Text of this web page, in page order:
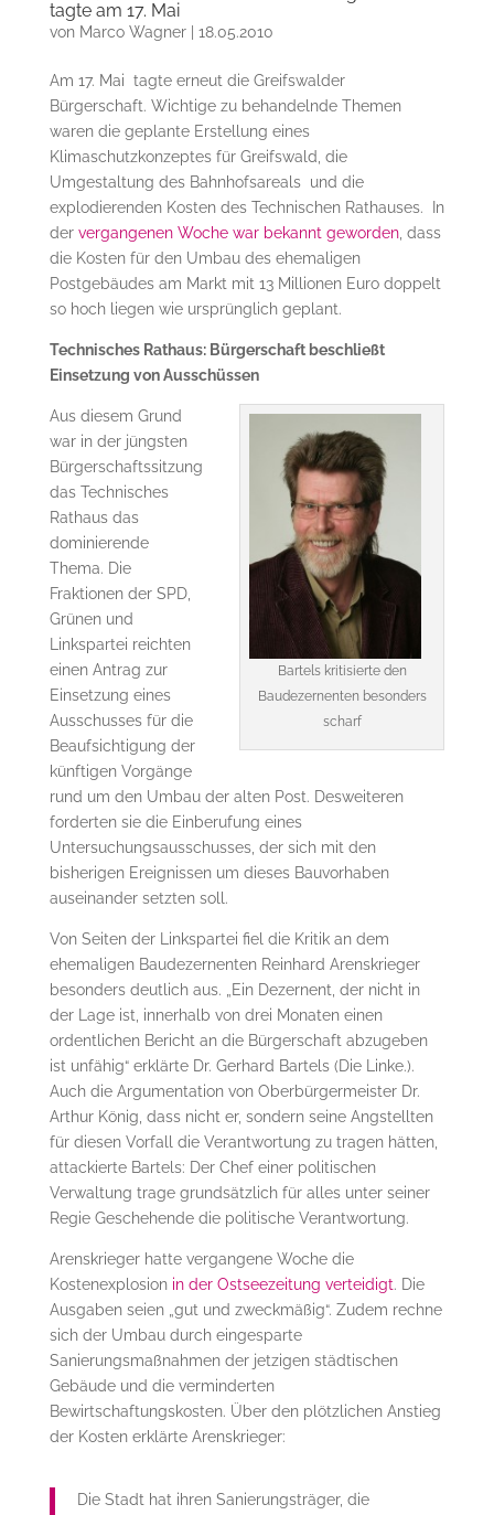
tagte am 17. Mai
von Marco Wagner| 18.05.2010
Am 17. Mai tagte erneut die Greifswalder
Bürgerschaft. Wichtige zu behandelnde Themen
waren die geplante Erstellung eines
Klimaschutzkonzeptes für Greifswald, die
Umgestaltung des Bahnhofsareals und die
explodierenden Kosten des Technischen Rathauses. In
der vergangenen Woche war bekannt geworden, dass
die Kosten für den Umbau des ehemaligen
Postgebäudes am Markt mit 13 Millionen Euro doppelt
so hoch liegen wie ursprünglich geplant.
Technisches Rathaus: Bürgerschaft beschließt
Einsetzung von Ausschüssen
Bartels kritisierte den
Baudezernenten besonders
scharf
Aus diesem Grund
war in der jüngsten
Bürgerschaftssitzung
das Technisches
Rathaus das
dominierende
Thema. Die
Fraktionen der SPD,
Grünen und
Linkspartei reichten
einen Antrag zur
Einsetzung eines
Ausschusses für die
Beaufsichtigung der
künftigen Vorgänge
rund um den Umbau der alten Post. Desweiteren
forderten sie die Einberufung eines
Untersuchungsausschusses, der sich mit den
bisherigen Ereignissen um dieses Bauvorhaben
auseinander setzten soll.
Von Seiten der Linkspartei fiel die Kritik an dem
ehemaligen Baudezernenten Reinhard Arenskrieger
besonders deutlich aus. „Ein Dezernent, der nicht in
der Lage ist, innerhalb von drei Monaten einen
ordentlichen Bericht an die Bürgerschaft abzugeben
ist unfähig“ erklärte Dr. Gerhard Bartels (Die Linke.).
Auch die Argumentation von Oberbürgermeister Dr.
Arthur König, dass nicht er, sondern seine Angstellten
für diesen Vorfall die Verantwortung zu tragen hätten,
attackierte Bartels: Der Chef einer politischen
Verwaltung trage grundsätzlich für alles unter seiner
Regie Geschehende die politische Verantwortung.
Arenskrieger hatte vergangene Woche die
Kostenexplosion in der Ostseezeitung verteidigt. Die
Ausgaben seien „gut und zweckmäßig“. Zudem rechne
sich der Umbau durch eingesparte
Sanierungsmaßnahmen der jetzigen städtischen
Gebäude und die verminderten
Bewirtschaftungskosten. Über den plötzlichen Anstieg
der Kosten erklärte Arenskrieger:
Die Stadt hat ihren Sanierungsträger, die